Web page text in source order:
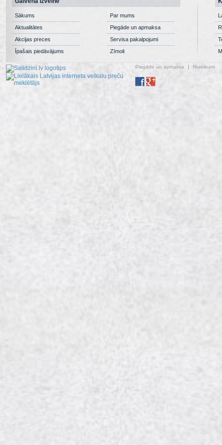
Sākums
Aktualitātes
Akcijas preces
Īpašais piedāvājums
Par mums
Piegāde un apmaksa
Servisa pakalpojumi
Zīmoli
Piegāde un apmaksa Noteikumi